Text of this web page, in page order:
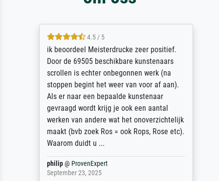
4.5 / 5
ik beoordeel Meisterdrucke zeer positief.
Door de 69505 beschikbare kunstenaars
scrollen is echter onbegonnen werk (na
stoppen begint het weer van voor af aan).
Als er naar een bepaalde kunstenaar
gevraagd wordt krijg je ook een aantal
werken van andere wat het onoverzichtelijk
maakt (bvb zoek Ros = ook Rops, Rose etc).
Waarom duidt u ...
philip @ProvenExpert
September 23, 2025